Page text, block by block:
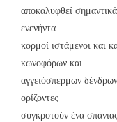
αποκαλυφθεί
ενενήντα
κορμοί ιστάμενοι και
κωνοφόρων και
αγγειόσπερμων
ορίζοντες
συγκροτούν ένα